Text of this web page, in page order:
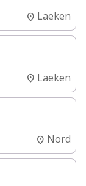
Laeken
Laeken
Nord